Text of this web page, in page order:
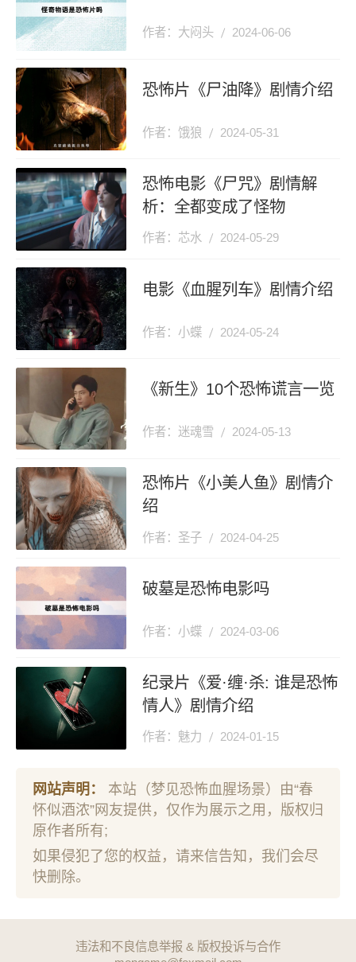
家
作者：大闷头 2024-06-06
恐怖片《尸油降》剧情介绍
作者：饿狼 2024-05-31
恐怖电影《尸咒》剧情解
析：全都变成了怪物
作者：芯水 2024-05-29
电影《血腥列车》剧情介绍
作者：小蝶 2024-05-24
《新生》10个恐怖谎言一览
作者：迷魂雪 2024-05-13
恐怖片《小美人鱼》剧情介
绍
作者：圣子 2024-04-25
破墓是恐怖电影吗
作者：小蝶 2024-03-06
纪录片《爱·缠·杀: 谁是恐怖
情人》剧情介绍
作者：魅力 2024-01-15
网站声明：
本站（梦见恐怖血腥场景）由“春
怀似酒浓”网友提供，仅作为展示之用，版权归
原作者所有;
如果侵犯了您的权益，请来信告知，我们会尽
快删除。
违法和不良信息举报 & 版权投诉与合作